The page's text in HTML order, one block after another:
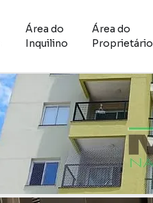
Área do
Inquilino
Área do
Proprietário